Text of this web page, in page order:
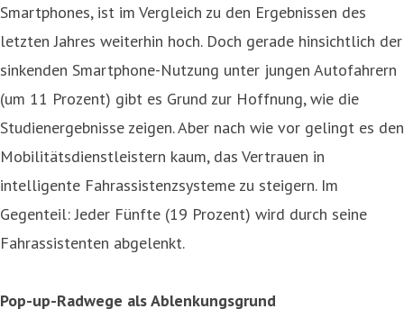
Smartphones, ist im Vergleich zu den Ergebnissen des
letzten Jahres weiterhin hoch. Doch gerade hinsichtlich der
sinkenden Smartphone-Nutzung unter jungen Autofahrern
(um 11 Prozent) gibt es Grund zur Hoffnung, wie die
Studienergebnisse zeigen. Aber nach wie vor gelingt es den
Mobilitätsdienstleistern kaum, das Vertrauen in
intelligente Fahrassistenzsysteme zu steigern. Im
Gegenteil: Jeder Fünfte (19 Prozent) wird durch seine
Fahrassistenten abgelenkt.
Pop-up-Radwege als Ablenkungsgrund